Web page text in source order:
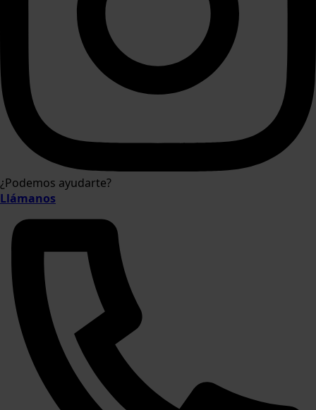
¿Podemos ayudarte?
Llámanos